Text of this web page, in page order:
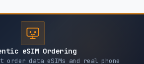
eSIM Ordering
order data eSIMs and real phone